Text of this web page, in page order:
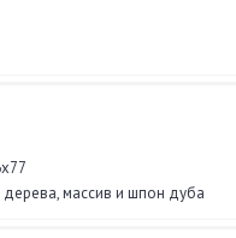
дерева, массив и шпон дуба